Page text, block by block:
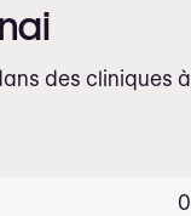
des cliniques à
0